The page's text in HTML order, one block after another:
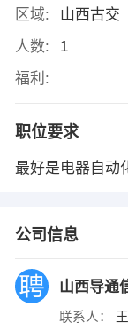
区域:
山西古交
人数:
1
福利:
职位要求
最好是电器自动
公司信息
山西导通
联系人：